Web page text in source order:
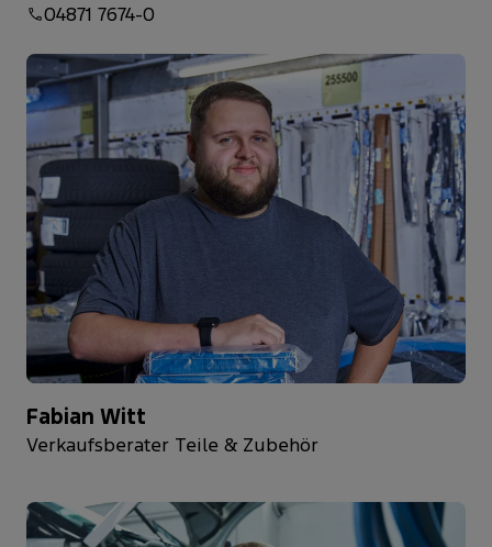
04871 7674-0
Fabian Witt
Verkaufsberater Teile & Zubehör